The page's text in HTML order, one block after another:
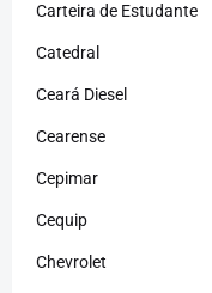
Carteira de Estudante
Catedral
Ceará Diesel
Cearense
Cepimar
Cequip
Chevrolet